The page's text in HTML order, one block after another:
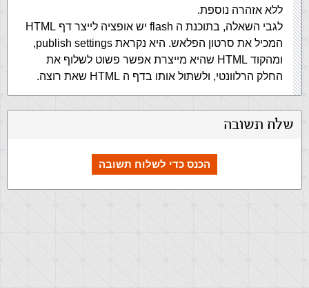
ללא אזהרה נוספת.
לגבי השאלה, בתוכנת ה flash יש אופציה לייצר דף HTML
המכיל את סרטון הפלאש. היא נקראת publish settings,
ומהקוד HTML שהיא מייצרת אפשר פשוט לשלוף את
החלק הרלוונטי, ולשתול אותו בדף ה HTML שאת רוצה.
שלח תשובה
הכנס כדי לשלוח תשובה